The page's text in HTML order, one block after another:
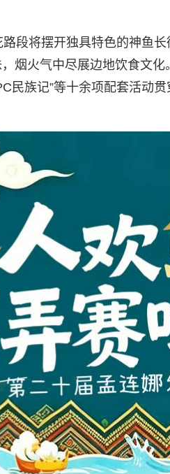
段将摆开独具特色的神鱼
烟火气中尽展边地饮食文
民族记”等十余项配套活动